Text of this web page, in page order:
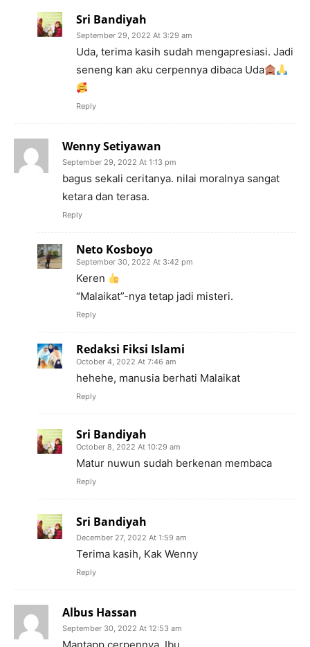
Sri Bandiyah
September 29, 2022 At 3:29 am
Uda, terima kasih sudah mengapresiasi. Jadi
seneng kan aku cerpennya dibaca Uda
Reply
Wenny Setiyawan
September 29, 2022 At 1:13 pm
bagus sekali ceritanya. nilai moralnya sangat
ketara dan terasa.
Reply
Neto Kosboyo
September 30, 2022 At 3:42 pm
Keren
“Malaikat”-nya tetap jadi misteri.
Reply
Redaksi Fiksi Islami
October 4, 2022 At 7:46 am
hehehe, manusia berhati Malaikat
Reply
Sri Bandiyah
October 8, 2022 At 10:29 am
Matur nuwun sudah berkenan membaca
Reply
Sri Bandiyah
December 27, 2022 At 1:59 am
Terima kasih, Kak Wenny
Reply
Albus Hassan
September 30, 2022 At 12:53 am